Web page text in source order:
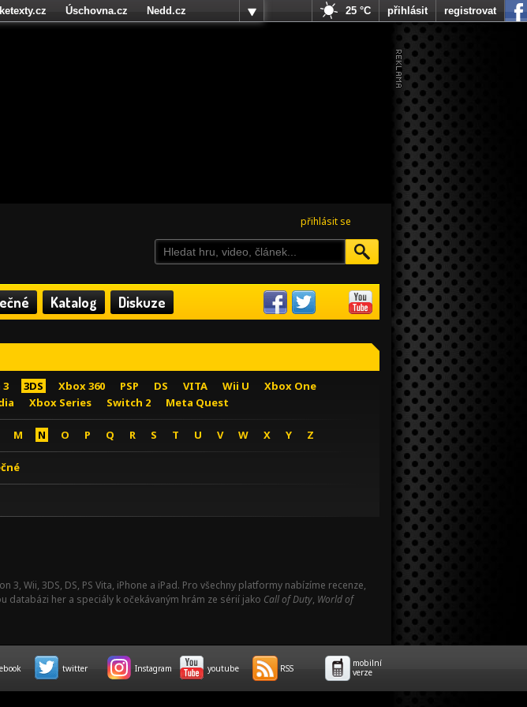
přihlásit se
Katalog Diskuze
3DS Xbox 360 PSP DS VITA Wii U
Xbox One
Xbox Series Switch 2 Meta Quest
M N O P Q R S T U V W X Y Z
3, Wii, 3DS, DS, PS Vita, iPhone a iPad. Pro všechny platformy nabízíme recenze,
databázi her a speciály k očekávaným hrám ze sérií jako Call of Duty, World of
Úschovna.cz
Nedd.cz
25 °C přihlásit registrovat
twitter Instagram youtube RSS
mobilní
verze